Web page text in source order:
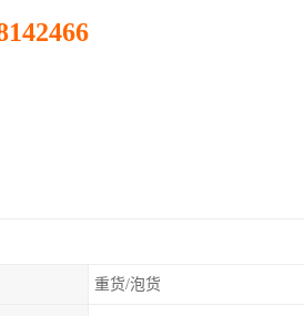
重货/泡货